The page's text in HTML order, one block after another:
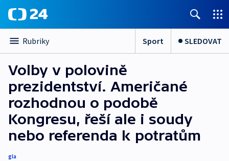
Rubriky Sport SLEDOVAT
Volby v polovině
prezidentství. Američané
rozhodnou o podobě
Kongresu, řeší ale i soudy
nebo referenda k potratům
gla